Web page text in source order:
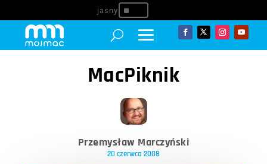
^
MacPiknik
Przemysław Marczyński
20 czerwca 2008